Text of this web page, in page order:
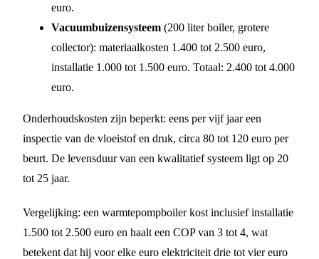
euro.
Vacuumbuizensysteem (200 liter boiler, grotere
collector): materiaalkosten 1.400 tot 2.500 euro,
installatie 1.000 tot 1.500 euro. Totaal: 2.400 tot 4.000
euro.
Onderhoudskosten zijn beperkt: eens per vijf jaar een
inspectie van de vloeistof en druk, circa 80 tot 120 euro per
beurt. De levensduur van een kwalitatief systeem ligt op 20
tot 25 jaar.
Vergelijking: een warmtepompboiler kost inclusief installatie
1.500 tot 2.500 euro en haalt een COP van 3 tot 4, wat
betekent dat hij voor elke euro elektriciteit drie tot vier euro